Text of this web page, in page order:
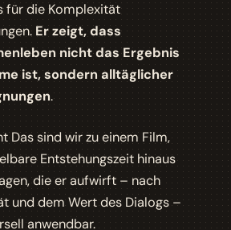
für die Komplexität
Er zeigt, dass
nicht das Ergebnis
ist, sondern alltäglicher
.
Das sind wirzu einem Film,
Entstehungszeit hinaus
die er aufwirft – nach
und dem Wert des Dialogs –
anwendbar.